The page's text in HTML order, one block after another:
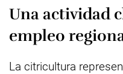
Una actividad
empleo
La citricultura